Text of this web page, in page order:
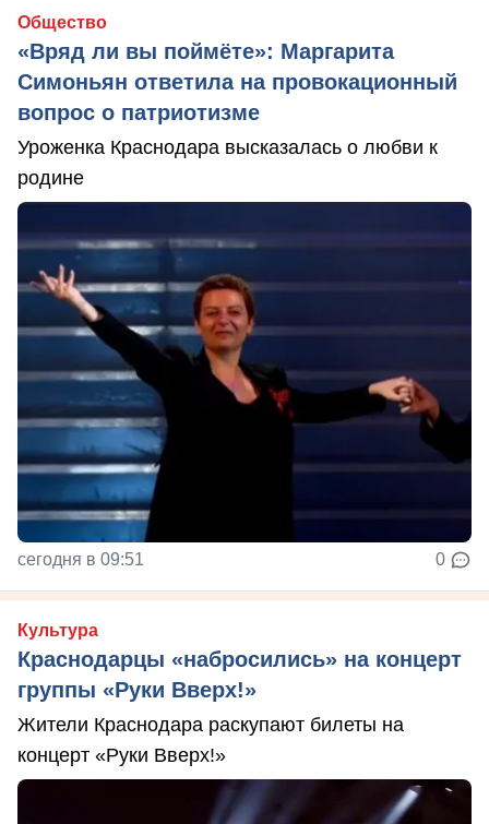
Общество
«Вряд ли вы поймёте»: Маргарита
Симоньян ответила на провокационный
вопрос о патриотизме
Уроженка Краснодара высказалась о любви к
родине
сегодня в 09:51 0
Культура
Краснодарцы «набросились» на концерт
группы «Руки Вверх!»
Жители Краснодара раскупают билеты на
концерт «Руки Вверх!»